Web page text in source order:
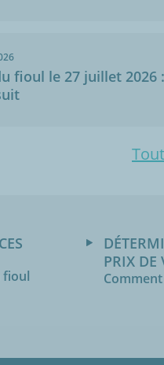
fioul le 27 juillet 2026
fioul
PRIX DE